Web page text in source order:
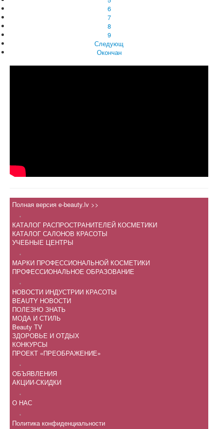
6
7
8
9
Следующ
Окончан
Полная версия e-beauty.lv >>
.
КАТАЛОГ РАСПРОСТРАНИТЕЛЕЙ КОСМЕТИКИ
КАТАЛОГ САЛОНОВ КРАСОТЫ
УЧЕБНЫЕ ЦЕНТРЫ
.
МАРКИ ПРОФЕССИОНАЛЬНОЙ КОСМЕТИКИ
ПРОФЕССИОНАЛЬНОЕ ОБРАЗОВАНИЕ
.
НОВОСТИ ИНДУСТРИИ КРАСОТЫ
BEAUTY НОВОСТИ
ПОЛЕЗНО ЗНАТЬ
МОДА И СТИЛЬ
Beauty TV
ЗДОРОВЬЕ И ОТДЫХ
КОНКУРСЫ
ПРОЕКТ «ПРЕОБРАЖЕНИЕ»
.
ОБЪЯВЛЕНИЯ
АКЦИИ-СКИДКИ
.
О НАС
.
Политика конфиденциальности